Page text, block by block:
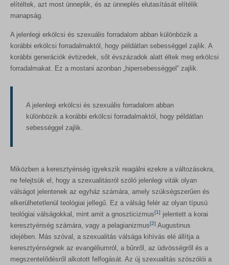
elítéltek, azt most ünneplik, és az ünneplés elutasítását elítélik
manapság.
A jelenlegi erkölcsi és szexuális forradalom abban különbözik a
korábbi erkölcsi forradalmaktól, hogy példátlan sebességgel zajlik. A
korábbi generációk évtizedek, sőt évszázadok alatt éltek meg erkölcsi
forradalmakat. Ez a mostani azonban „hipersebességgel” zajlik.
A jelenlegi erkölcsi és szexuális forradalom abban
különbözik a korábbi erkölcsi forradalmaktól, hogy példátlan
sebességgel zajlik.
Miközben a keresztyénség igyekszik reagálni ezekre a változásokra,
ne felejtsük el, hogy a szexualitásról szóló jelenlegi viták olyan
válságot jelentenek az egyház számára, amely szükségszerűen és
elkerülhetetlenül teológiai jellegű. Ez a válság felér az olyan típusú
teológiai válságokkal, mint amit a gnoszticizmus[1] jelentett a korai
keresztyénség számára, vagy a pelagianizmus[2] Augustinus
idejében. Más szóval, a szexualitás válsága kihívás elé állítja a
keresztyénségnek az evangéliumról, a bűnről, az üdvösségről és a
megszentelődésről alkotott felfogását. Az új szexualitás szószólói a